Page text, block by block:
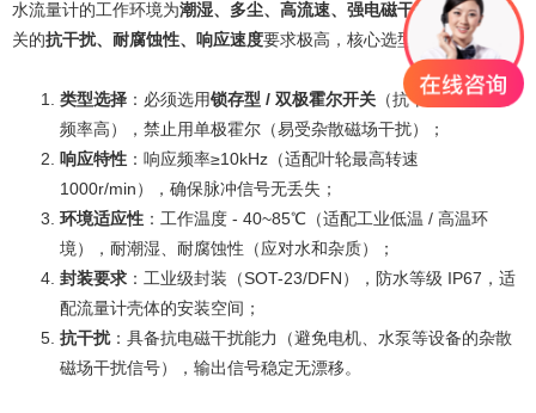
水流量计的工作环境为潮湿、多尘、高流速、强电磁干扰
，对霍尔开
关的抗干扰、耐腐蚀性、响应速度要求极高，核心选型指标如下：
类型选择 ：必须选用锁存型 / 双极霍尔开关 （抗干扰强、响应
频率高），禁止用单极霍尔（易受杂散磁场干扰）；
响应特性 ：响应频率≥10kHz（适配叶轮最高转速
1000r/min），确保脉冲信号无丢失；
环境适应性 ：工作温度 - 40~85℃（适配工业低温 / 高温环
境），耐潮湿、耐腐蚀性（应对水和杂质）；
封装要求 ：工业级封装（SOT-23/DFN），防水等级 IP67，适
配流量计壳体的安装空间；
抗干扰：具备抗电磁干扰能力（避免电机、水泵等设备的杂散
磁场干扰信号），输出信号稳定无漂移。